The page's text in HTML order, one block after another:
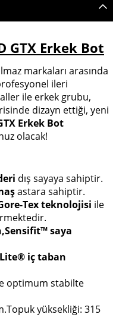
GTX Erkek Bot
markaları arasında
ileri
ile erkek grubu,
dizayn ettiği, yeni
Erkek Bot
olacak!
dış sayaya sahiptir.
astara sahiptir.
Tex teknolojisi ile
saya
iç taban
optimum stabilte
yüksekliği: 315